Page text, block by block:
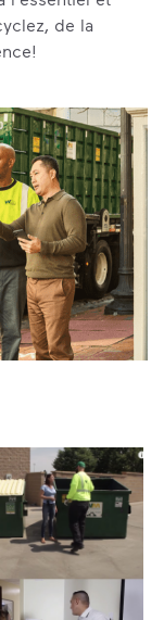
de la